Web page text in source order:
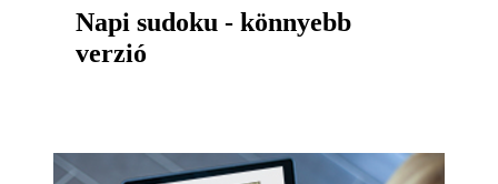
Napi sudoku - könnyebb
verzió